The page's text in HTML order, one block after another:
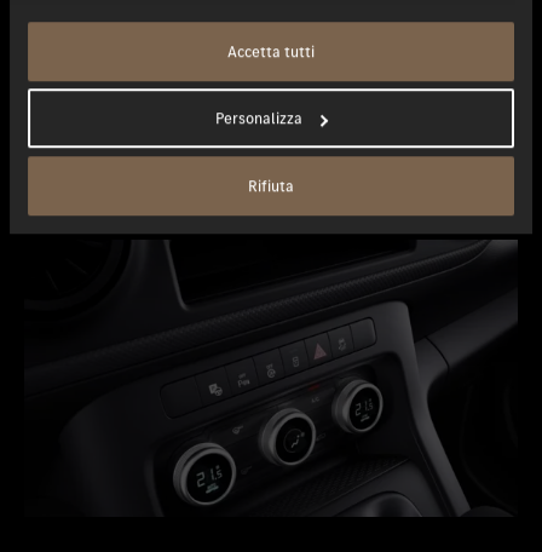
Accetta tutti
Personalizza
Rifiuta
Con i retrovisori esterni riscaldabili, regolabili e ripiegabili